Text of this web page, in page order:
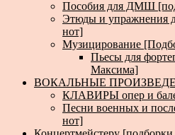
Пособия для ДМШ
Этюды и упражнения
нот]
Музицирование
Пьесы для
Максима]
ВОКАЛЬНЫЕ
КЛАВИРЫ опер и
Песни военных и
нот]